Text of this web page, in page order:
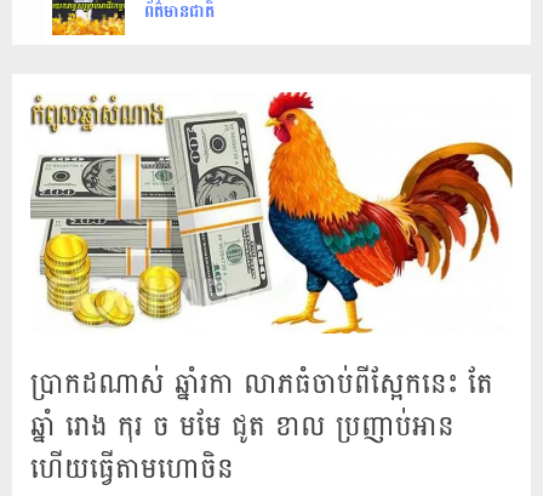
ទេសចរណ៍
ព័ត៌មានជាតិ
ប្រាកដណាស់ ឆ្នាំរកា លាភធំចាប់ពីស្អែកនេះ តែ
ឆ្នាំ រោង កុរ ច មមែ ជូត​ ខាល ប្រញាប់អាន
ហើយធ្វើតាមហោចិន